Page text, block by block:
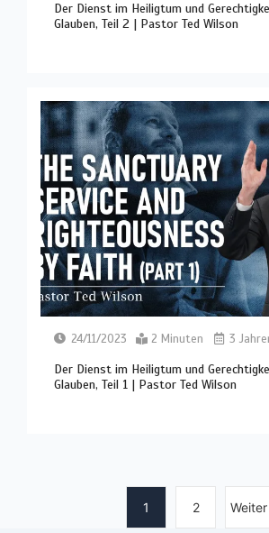
Der Dienst im Heiligtum und
Glauben, Teil 2 | Pastor Ted Wilson
24/11/2023 2 Minuten 3
Der Dienst im Heiligtum und
Glauben, Teil 1 | Pastor Ted Wilson
1 2 Weiter